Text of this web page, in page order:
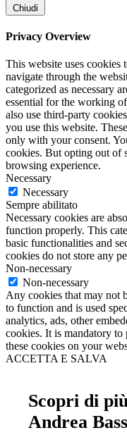
Chiudi
Privacy Overview
This website uses
navigate through the
categorized as necessary
essential for the working
also use third-party
you use this website.
only with your consent.
cookies. But opting out of
browsing experience.
Necessary
Necessary
Sempre abilitato
Necessary cookies are
function properly. This
basic functionalities and
cookies do not store any
Non-necessary
Non-necessary
Any cookies that may not
to function and is used
analytics, ads, other
cookies. It is mandatory
these cookies on your
ACCETTA E SALVA
Scopri di
Andrea